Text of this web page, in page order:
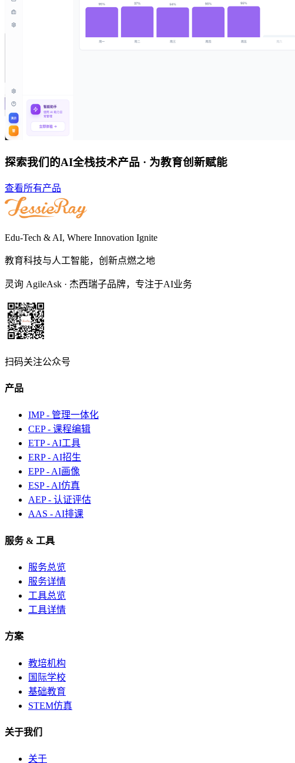
探索我们的AI全栈技术产品 · 为教育创新赋能
查看所有产品
Edu-Tech & AI, Where Innovation Ignite
教育科技与人工智能，创新点燃之地
灵询 AgileAsk · 杰西瑞子品牌，专注于AI业务
扫码关注公众号
产品
IMP - 管理一体化
CEP - 课程编辑
ETP - AI工具
ERP - AI招生
EPP - AI画像
ESP - AI仿真
AEP - 认证评估
AAS - AI排课
服务 & 工具
服务总览
服务详情
工具总览
工具详情
方案
教培机构
国际学校
基础教育
STEM仿真
关于我们
关于